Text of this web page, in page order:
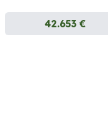
42.653 €